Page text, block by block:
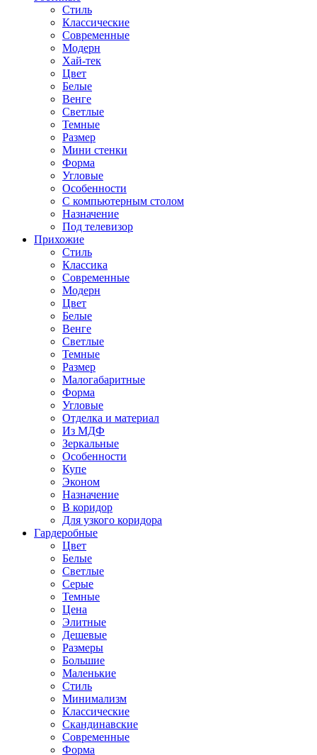
Стиль
Классические
Современные
Модерн
Хай-тек
Цвет
Белые
Венге
Светлые
Темные
Размер
Мини стенки
Форма
Угловые
Особенности
С компьютерным столом
Назначение
Под телевизор
Прихожие
Стиль
Классика
Современные
Модерн
Цвет
Белые
Венге
Светлые
Темные
Размер
Малогабаритные
Форма
Угловые
Отделка и материал
Из МДФ
Зеркальные
Особенности
Купе
Эконом
Назначение
В коридор
Для узкого коридора
Гардеробные
Цвет
Белые
Светлые
Серые
Темные
Цена
Элитные
Дешевые
Размеры
Большие
Маленькие
Стиль
Минимализм
Классические
Скандинавские
Современные
Форма